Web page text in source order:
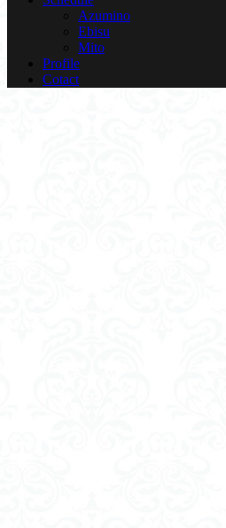
Azumino
Ebisu
Mito
Profile
Cotact